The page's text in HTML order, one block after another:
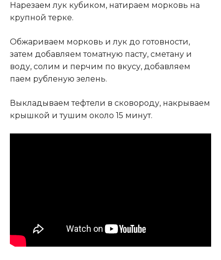
Нарезаем лук кубиком, натираем морковь на
крупной терке.
Обжариваем морковь и лук до готовности,
затем добавляем томатную пасту, сметану и
воду, солим и перчим по вкусу, добавляем
паем рубленую зелень.
Выкладываем тефтели в сковороду, накрываем
крышкой и тушим около 15 минут.